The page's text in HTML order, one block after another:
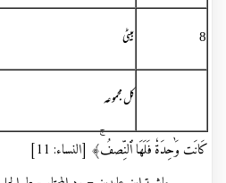
8 بیٹی
کل مجموعہ
كَانَت وَٰحِدَةٗ فَلَهَا ٱلنِّصفُۚ﴾ [النساء: 11]